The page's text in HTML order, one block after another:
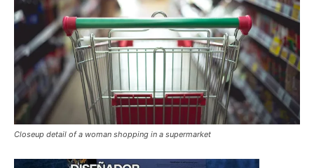
Closeup detail of a woman shopping in a supermarket